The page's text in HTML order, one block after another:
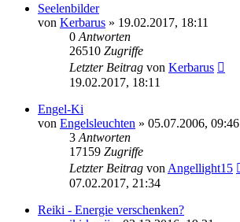
Seelenbilder
von Kerbarus » 19.02.2017, 18:11
0 Antworten
26510 Zugriffe
Letzter Beitrag von Kerbarus
19.02.2017, 18:11
Engel-Ki
von Engelsleuchten » 05.07.2006, 09:46
3 Antworten
17159 Zugriffe
Letzter Beitrag von Angellight15
07.02.2017, 21:34
Reiki - Energie verschenken?